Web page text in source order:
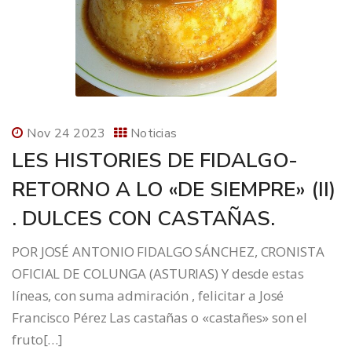
Nov 24 2023 Noticias
LES HISTORIES DE FIDALGO-
RETORNO A LO «DE SIEMPRE» (II)
. DULCES CON CASTAÑAS.
POR JOSÉ ANTONIO FIDALGO SÁNCHEZ, CRONISTA
OFICIAL DE COLUNGA (ASTURIAS) Y desde estas
líneas, con suma admiración , felicitar a José
Francisco Pérez Las castañas o «castañes» son el
fruto[…]